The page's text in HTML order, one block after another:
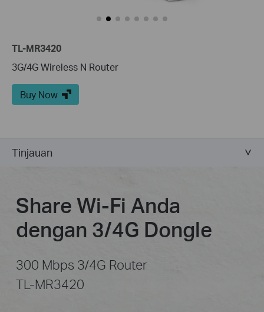
TL-MR3420
3G/4G Wireless N Router
Buy Now
Tinjauan
Share Wi-Fi Anda
dengan 3/4G Dongle
300 Mbps 3/4G Router
TL-MR3420